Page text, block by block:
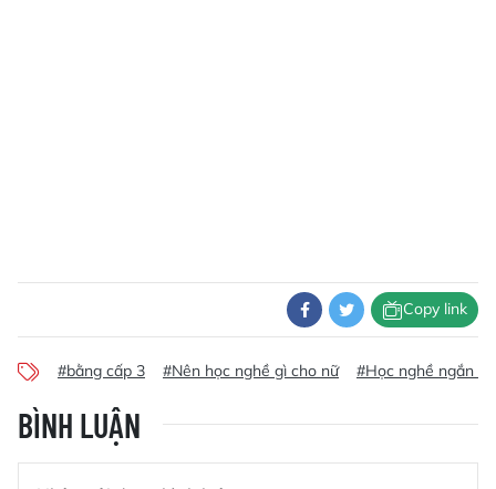
Copy link
#bằng cấp 3 #Nên học nghề gì cho nữ #Học nghề ngắn
BÌNH LUẬN